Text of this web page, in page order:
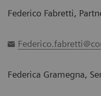
Federico Fabretti,
Federica Gramegna,